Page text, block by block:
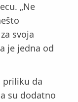
„Ne
svoja
je jedna od
priliku da
su dodatno